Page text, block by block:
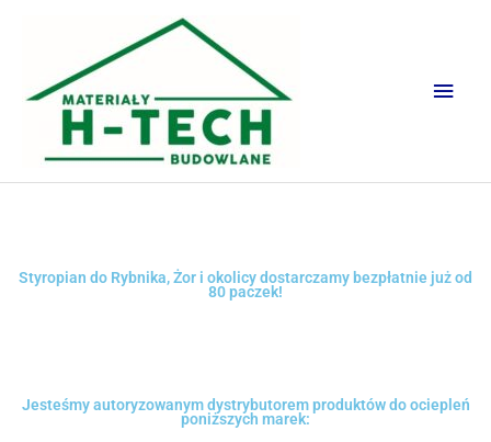
Styropian do Rybnika, Żor i okolicy dostarczamy bezpłatnie już od
80 paczek!
Jesteśmy autoryzowanym dystrybutorem produktów do ociepleń
poniższych marek: